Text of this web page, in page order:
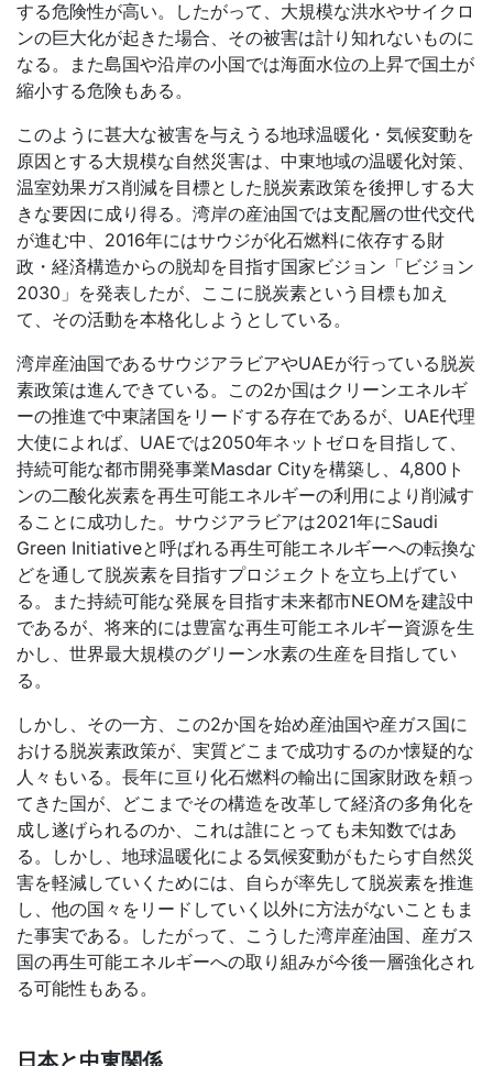
する危険性が高い。したがって、大規模な洪水やサイクロ
ンの巨大化が起きた場合、その被害は計り知れないものに
なる。また島国や沿岸の小国では海面水位の上昇で国土が
縮小する危険もある。
このように甚大な被害を与えうる地球温暖化・気候変動を
原因とする大規模な自然災害は、中東地域の温暖化対策、
温室効果ガス削減を目標とした脱炭素政策を後押しする大
きな要因に成り得る。湾岸の産油国では支配層の世代交代
が進む中、 2016年にはサウジが化石燃料に依存する財
政・経済構造からの脱却を目指す国家ビジョン「ビジョン
2030」を発表したが、ここに脱炭素という目標も加え
て、その活動を本格化しようとしている。
湾岸産油国であるサウジアラビアやUAEが行っている脱炭
素政策は進んできている。この2か国はクリーンエネルギ
ーの推進で中東諸国をリードする存在であるが、 UAE代理
大使によれば、 UAEでは2050年ネットゼロを目指して、
持続可能な都市開発事業Masdar Cityを構築し、 4,800 ト
ンの二酸化炭素を再生可能エネルギーの利用により削減す
ることに成功した。サウジアラビアは2021年にSaudi
Green Initiativeと呼ばれる再生可能エネルギーへの転換な
どを通して脱炭素を目指すプロジェクトを立ち上げてい
る。また持続可能な発展を目指す未来都市NEOMを建設中
であるが、将来的には豊富な再生可能エネルギー資源を生
かし、世界最大規模のグリーン水素の生産を目指してい
る。
しかし、その一方、この2か国を始め産油国や産ガス国に
おける脱炭素政策が、実質どこまで成功するのか懐疑的な
人々もいる。長年に亘り化石燃料の輸出に国家財政を頼っ
てきた国が、どこまでその構造を改革して経済の多角化を
成し遂げられるのか、これは誰にとっても未知数ではあ
る。しかし、地球温暖化による気候変動がもたらす自然災
害を軽減していくためには、自らが率先して脱炭素を推進
し、他の国々をリードしていく以外に方法がないこともま
た事実である。したがって、こうした湾岸産油国、産ガス
国の再生可能エネルギーへの取り組みが今後一層強化され
る可能性もある。